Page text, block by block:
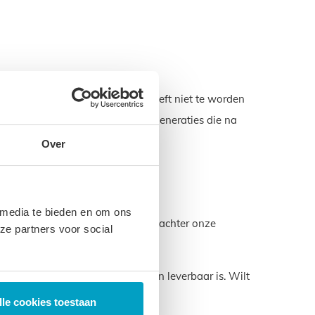
Over
te bieden en om ons
partners voor social
cookies toestaan
product dat lang meegaat hoeft niet te worden
voor het milieu voor de generaties die na
garantie laten we zien dat we achter onze
die u nodig hebt ook gewoon leverbaar is. Wilt